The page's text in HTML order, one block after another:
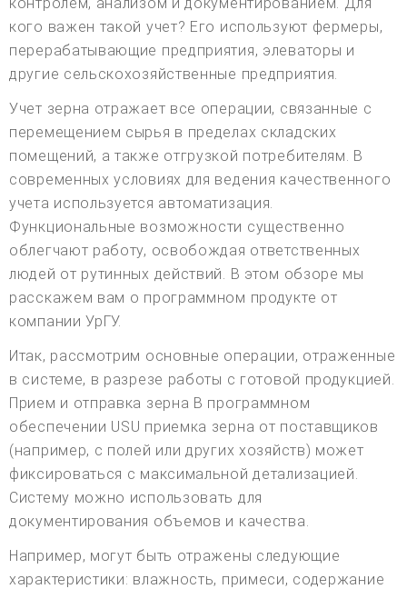
кого важен такой учет? Его используют фермеры,
перерабатывающие предприятия, элеваторы и
другие сельскохозяйственные предприятия.
Учет зерна отражает все операции, связанные с
перемещением сырья в пределах складских
помещений, а также отгрузкой потребителям. В
современных условиях для ведения качественного
учета используется автоматизация.
Функциональные возможности существенно
облегчают работу, освобождая ответственных
людей от рутинных действий. В этом обзоре мы
расскажем вам о программном продукте от
компании УрГУ.
Итак, рассмотрим основные операции, отраженные
в системе, в разрезе работы с готовой продукцией.
Прием и отправка зерна В программном
обеспечении USU приемка зерна от поставщиков
(например, с полей или других хозяйств) может
фиксироваться с максимальной детализацией.
Систему можно использовать для
документирования объемов и качества.
Например, могут быть отражены следующие
характеристики: влажность, примеси, содержание